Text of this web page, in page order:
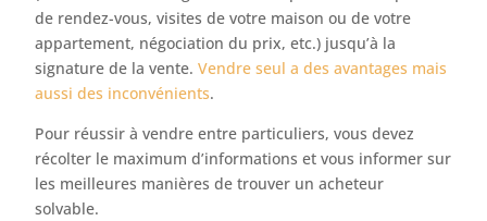
de rendez-vous, visites de votre maison ou de votre
appartement, négociation du prix, etc.) jusqu’à la
signature de la vente.Vendre seul a des avantages mais
aussi des inconvénients.
Pour réussir à vendre entre particuliers, vous devez
récolter le maximum d’informations et vous informer sur
les meilleures manières de trouver un acheteur
solvable.